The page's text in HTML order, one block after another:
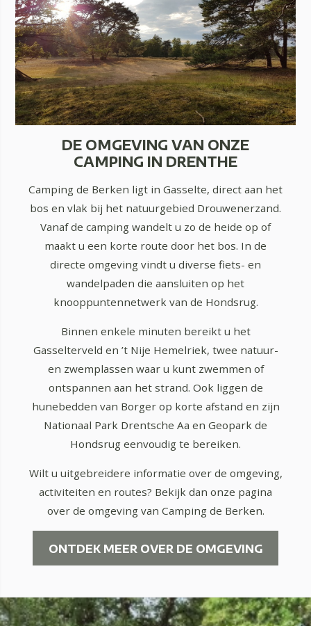
DE OMGEVING VAN ONZE
CAMPING IN DRENTHE
Camping de Berken ligt in Gasselte, direct aan het
bos en vlak bij het natuurgebied Drouwenerzand.
Vanaf de camping wandelt u zo de heide op of
maakt u een korte route door het bos. In de
directe omgeving vindt u diverse fiets- en
wandelpaden die aansluiten op het
knooppuntennetwerk van de Hondsrug.
Binnen enkele minuten bereikt u het
Gasselterveld en ’t Nije Hemelriek, twee natuur-
en zwemplassen waar u kunt zwemmen of
ontspannen aan het strand. Ook liggen de
hunebedden van Borger op korte afstand en zijn
Nationaal Park Drentsche Aa en Geopark de
Hondsrug eenvoudig te bereiken.
Wilt u uitgebreidere informatie over de omgeving,
activiteiten en routes? Bekijk dan onze pagina
over de omgeving van Camping de Berken.
ONTDEK MEER OVER DE OMGEVING